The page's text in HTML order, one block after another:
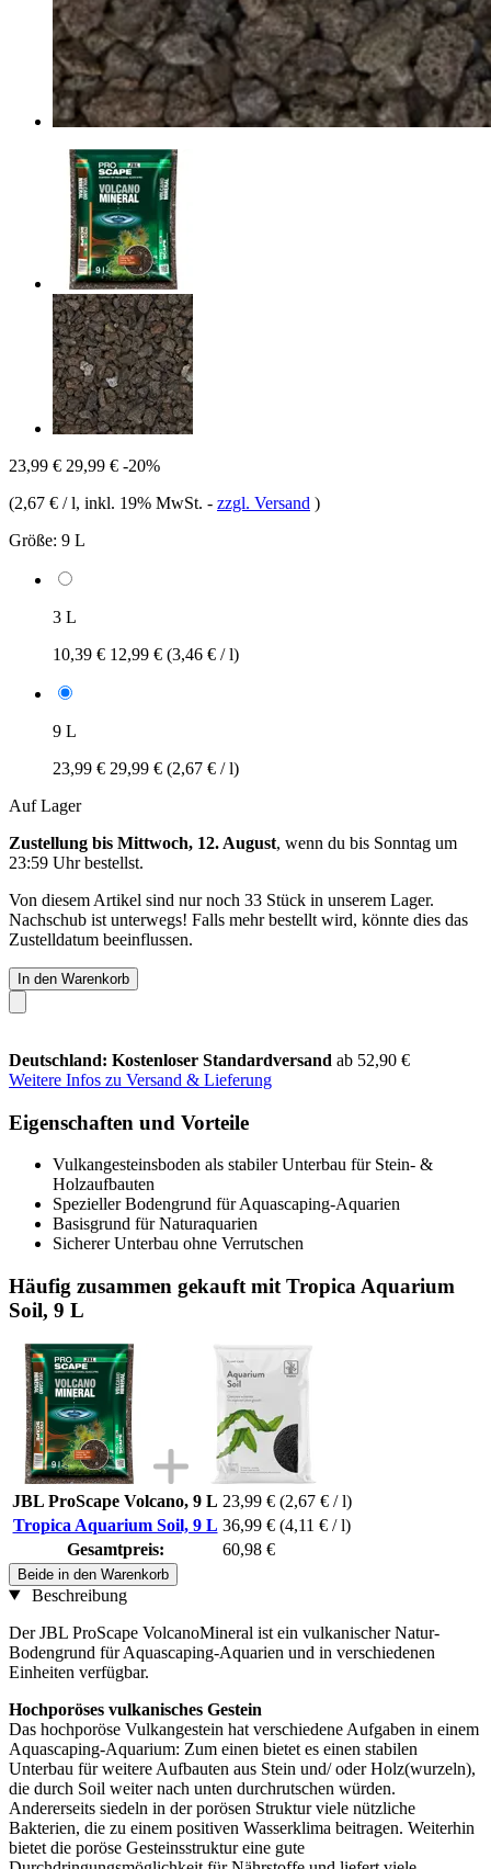
23,99 € 29,99 € -20%
(2,67 € / l, inkl. 19% MwSt. - zzgl. Versand )
Größe: 9 L
3 L
10,39 € 12,99 € (3,46 € / l)
9 L
23,99 € 29,99 € (2,67 € / l)
Auf Lager
Zustellung bis Mittwoch, 12. August, wenn du bis Sonntag um
23:59 Uhrbestellst.
Von diesem Artikel sind nur noch 33 Stück in unserem Lager.
Nachschub ist unterwegs! Falls mehr bestellt wird, könnte dies das
Zustelldatum beeinflussen.
In den Warenkorb
Deutschland: Kostenloser Standardversand ab 52,90 €
Weitere Infos zu Versand & Lieferung
Eigenschaften und Vorteile
Vulkangesteinsboden als stabiler Unterbau für Stein- &
Holzaufbauten
Spezieller Bodengrund für Aquascaping-Aquarien
Basisgrund für Naturaquarien
Sicherer Unterbau ohne Verrutschen
Häufig zusammen gekauft mit Tropica Aquarium
Soil, 9 L
JBL ProScape Volcano, 9 L 23,99 € (2,67 € / l)
Tropica Aquarium Soil, 9 L 36,99 € (4,11 € / l)
Gesamtpreis:
60,98 €
Beide in den Warenkorb
Beschreibung
Der JBL ProScape VolcanoMineral ist ein vulkanischer Natur-
Bodengrund für Aquascaping-Aquarien und in verschiedenen
Einheiten verfügbar.
Hochporöses vulkanisches Gestein
Das hochporöse Vulkangestein hat verschiedene Aufgaben in einem
Aquascaping-Aquarium: Zum einen bietet es einen stabilen
Unterbau für weitere Aufbauten aus Stein und/ oder Holz(wurzeln),
die durch Soil weiter nach unten durchrutschen würden.
Andererseits siedeln in der porösen Struktur viele nützliche
Bakterien, die zu einem positiven Wasserklima beitragen. Weiterhin
bietet die poröse Gesteinsstruktur eine gute